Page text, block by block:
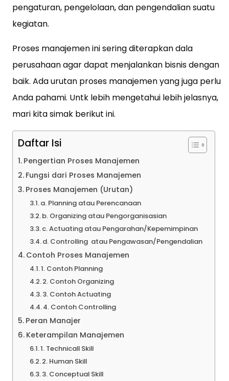
pengaturan, pengelolaan, dan pengendalian suatu
kegiatan.
Proses manajemen ini sering diterapkan dala
perusahaan agar dapat menjalankan bisnis dengan
baik. Ada urutan proses manajemen yang juga perlu
Anda pahami. Untk lebih mengetahui lebih jelasnya,
mari kita simak berikut ini.
Daftar Isi
Pengertian Proses Manajemen
Fungsi dari Proses Manajemen
Proses Manajemen (Urutan)
a. Planning atau Perencanaan
b. Organizing atau Pengorganisasian
c. Actuating atau Pengarahan/Kepemimpinan
d. Controlling atau Pengawasan/Pengendalian
Contoh Proses Manajemen
1. Contoh Planning
2. Contoh Organizing
3. Contoh Actuating
4. Contoh Controlling
Peran Manajer
Keterampilan Manajemen
1. Technicall Skill
2. Human Skill
3. Conceptual Skill